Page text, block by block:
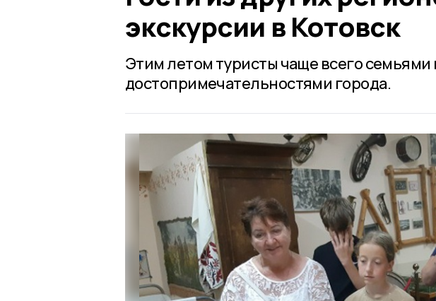
экскурсии в Котовск
Этим летом туристы чаще всего
достопримечательностями города.